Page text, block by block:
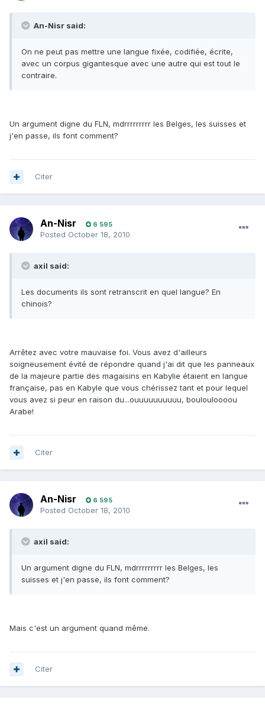
An-Nisr said:
On ne peut pas mettre une langue fixée, codifiée, écrite,
avec un corpus gigantesque avec une autre qui est tout le
contraire.
Un argument digne du FLN, mdrrrrrrrrr les Belges, les suisses et
j'en passe, ils font comment?
Citer
An-Nisr 6 595
Posted October 18, 2010
axil said:
Les documents ils sont retranscrit en quel langue? En
chinois?
Arrêtez avec votre mauvaise foi. Vous avez d'ailleurs
soigneusement évité de répondre quand j'ai dit que les panneaux
de la majeure partie des magaisins en Kabylie étaient en langue
française, pas en Kabyle que vous chérissez tant et pour lequel
vous avez si peur en raison du...ouuuuuuuuuu, boulouloooou
Arabe!
Citer
An-Nisr 6 595
Posted October 18, 2010
axil said:
Un argument digne du FLN, mdrrrrrrrrr les Belges, les
suisses et j'en passe, ils font comment?
Mais c'est un argument quand même.
Citer